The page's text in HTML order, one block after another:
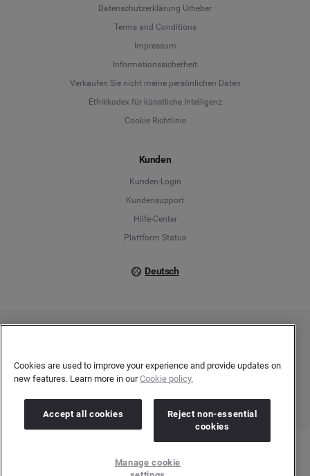
Datenschutzerklärung Urheber
Terms and Conditions
Impressum
Informationssicherheit
Verkaufen Sie nicht meine persönlichen Daten
Ethikkodex für künstliche Intelligenz
Cookie Richtlinie
Kunden
Kunden-Login
Kundensupport
Hilfe-Center
Plattform Status
Deutsch
Deutsch
English
Umsatzsteuer-Identifikationsnummer: DE278408482
Cookies are used to improve your experience and provide updates on
new features. Learn more in ourCookie policy.
Accept all cookies
Reject non-essential
cookies
Manage cookie